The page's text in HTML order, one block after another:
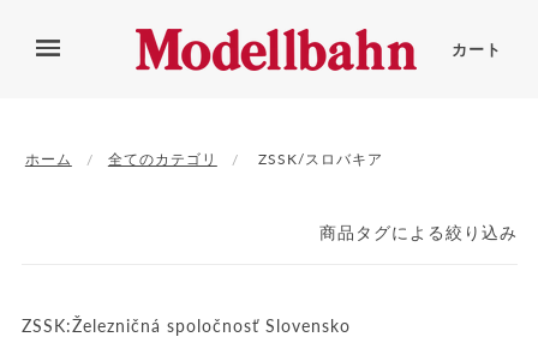
カート
ホーム 全てのカテゴリ ZSSK/スロバキア
商品タグによる絞り込み
ZSSK:Železničná spoločnosť Slovensko